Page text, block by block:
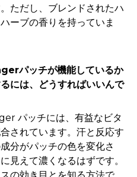
ただし、ブレンドされたハ
ーブの香りを持っていま
パッチが機能しているか
には、どうすればいいんで
パッチには、有益なビタ
されています。汗と反応す
分がパッチの色を変化さ
見えて濃くなるはずです。
の効き目とを知る方法で